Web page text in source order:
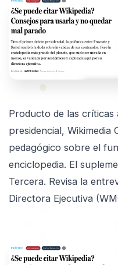
Producto de las críticas
presidencial, Wikimedia
pedagógico sobre el
enciclopedia. El
Tercera. Revisa la
Directora Ejecutiva